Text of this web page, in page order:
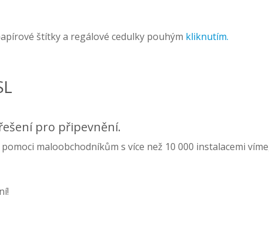
štítky a regálové cedulky pouhým kliknutím.
pro připevnění.
maloobchodníkům s více než 10 000 instalacemi